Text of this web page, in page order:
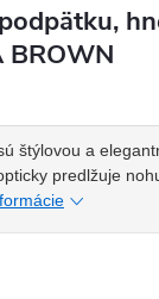
štýlovou a
predlžuje